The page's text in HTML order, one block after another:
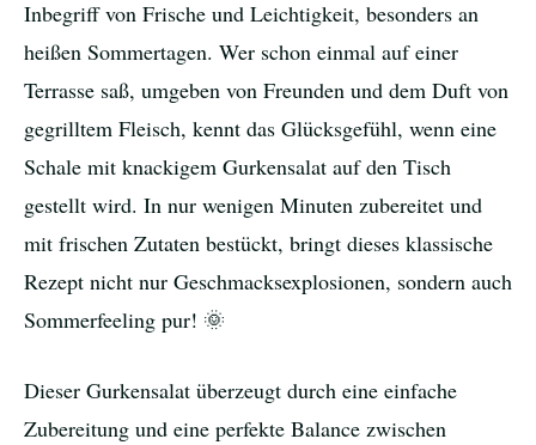
Inbegriff von Frische und Leichtigkeit, besonders an
heißen Sommertagen. Wer schon einmal auf einer
Terrasse saß, umgeben von Freunden und dem Duft von
gegrilltem Fleisch, kennt das Glücksgefühl, wenn eine
Schale mit knackigem Gurkensalat auf den Tisch
gestellt wird. In nur wenigen Minuten zubereitet und
mit frischen Zutaten bestückt, bringt dieses klassische
Rezept nicht nur Geschmacksexplosionen, sondern auch
Sommerfeeling pur! 🌞
Dieser Gurkensalat überzeugt durch eine einfache
Zubereitung und eine perfekte Balance zwischen